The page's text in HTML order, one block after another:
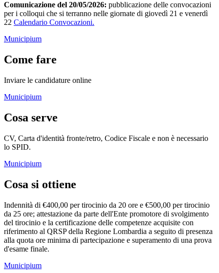
Comunicazione del 20/05/2026: pubblicazione delle convocazioni
per i colloqui che si terranno nelle giornate di giovedì 21 e venerdì
22 Calendario Convocazioni.
Municipium
Come fare
Inviare le candidature online
Municipium
Cosa serve
CV, Carta d'identità fronte/retro, Codice Fiscale e non è necessario
lo SPID.
Municipium
Cosa si ottiene
Indennità di €400,00 per tirocinio da 20 ore e €500,00 per tirocinio
da 25 ore; attestazione da parte dell'Ente promotore di svolgimento
del tirocinio e la certificazione delle competenze acquisite con
riferimento al QRSP della Regione Lombardia a seguito di presenza
alla quota ore minima di partecipazione e superamento di una prova
d'esame finale.
Municipium